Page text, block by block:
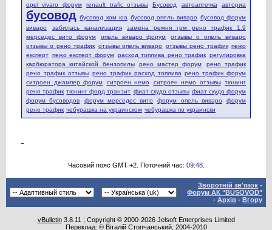
opel vivaro форум
renault trafic отзывы Бусовод автоаптечка авториа
бусовод бусовод ком юа бусовод опель виваро бусовод форум
виваро
забилась канализация
замена ремня грм рено трафик 1.9
мерседес вито форум
опель виваро форум
отзывы о опель виваро
отзывы о рено трафик отзывы опель виваро отзывы рено трафик пежо
експерт пежо експерт форум расход топлива рено трафик регулировка
карбюратора китайской бензопилы
рено мастер форум
рено трафик
рено трафик отзывы рено трафик расход топлива рено трафик форум
ситроен джампер форум
ситроен немо ситроен немо отзывы тюнинг
рено трафик тюнинг форд транзит фиат скудо отзывы фиат скудо форум
форум бусоводов
форум мерседес вито форум опель виваро
форум
рено трафик чебурашка на украинском чебурашка по украински
Часовий пояс GMT +2. Поточний час: 09:48.
Зворотній зв'язок -
Форум АК "BUSOVOD"
- Архів - Вгору
vBulletin3.8.11 ; Copyright © 2000-2026 Jelsoft Enterprises Limited
Переклад: © Віталій Стопчанський, 2004-2010